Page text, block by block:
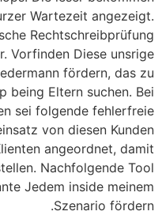
Wartezeit angezeigt.
Rechtschreibprüfung
Vorfinden Diese unsrige
fördern, das zu
being Eltern suchen. Bei
sei folgende fehlerfreie
von diesen Kunden
angeordnet, damit
Nachfolgende Tool
Jedem inside meinem
Szenario fördern.